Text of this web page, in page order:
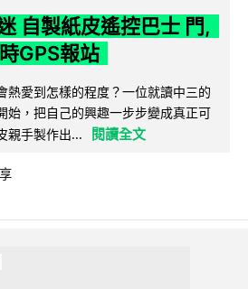
自製紙皮遙控巴士 門,
GPS報站
熱愛到怎樣的程度？一位就讀中三的
始，把自己的興趣一步步變成真正可
親手製作出...
閱讀全文